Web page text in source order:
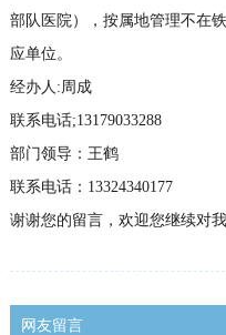
部队医院），按属地管理不在
应单位。
经办人:周成
联系电话;13179033288
部门领导：王鹤
联系电话：13324340177
谢谢您的留言，欢迎您继续对
网友留言